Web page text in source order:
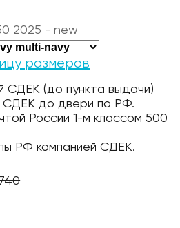
2025 - new
размеров
СДЕК (до пункта выдачи)
СДЕК до двери по РФ.
России 1-м классом 500
РФ компанией СДЕК.